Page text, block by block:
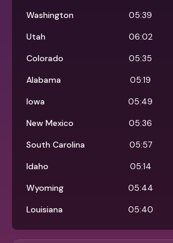
Washington
05:39
Utah
06:02
Colorado
05:35
Alabama
05:19
Iowa
05:49
New Mexico
05:36
South Carolina
05:57
Idaho
05:14
Wyoming
05:44
Louisiana
05:40